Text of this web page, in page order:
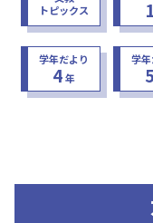
トピックス
1
学年だより
4年
学
5